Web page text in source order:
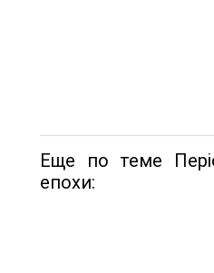
Еще по теме
епохи: